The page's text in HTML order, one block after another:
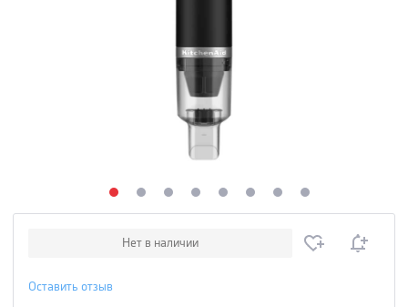
Нет в наличии
Оставить отзыв